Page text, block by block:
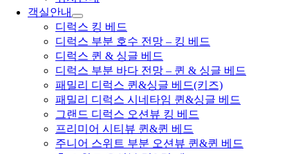
객실안내
디럭스 킹 베드
디럭스 부분 호수 전망 – 킹 베드
디럭스 퀸 & 싱글 베드
디럭스 부분 바다 전망 – 퀸 & 싱글 베드
패밀리 디럭스 퀸&싱글 베드(키즈)
패밀리 디럭스 시네타임 퀸&싱글 베드
그랜드 디럭스 오션뷰 킹 베드
프리미어 시티뷰 퀸&퀸 베드
주니어 스위트 부분 오션뷰 퀸&퀸 베드